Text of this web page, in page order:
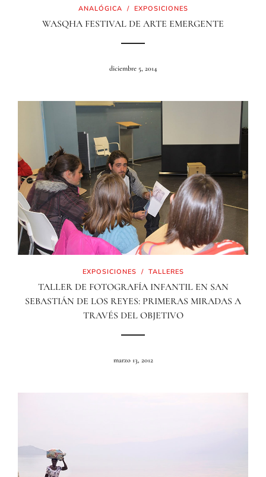
ANALÓGICA / EXPOSICIONES
WASQHA FESTIVAL DE ARTE EMERGENTE
diciembre 5, 2014
EXPOSICIONES / TALLERES
TALLER DE FOTOGRAFÍA INFANTIL EN SAN
SEBASTIÁN DE LOS REYES: PRIMERAS MIRADAS A
TRAVÉS DEL OBJETIVO
marzo 13, 2012